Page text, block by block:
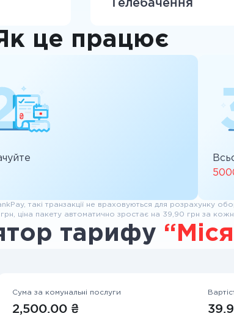
це працює
такі транзакції не враховуються для розрахунку
ціна пакету автоматично зростає на 39,90 грн за
тарифу
Сума за комунальні послуги
2,500.00 ₴